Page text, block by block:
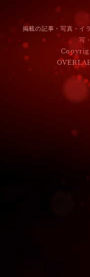
ゲ
シ
掲載の記事・写真・イ
写